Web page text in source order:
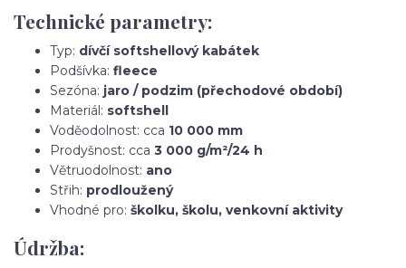
Technické parametry:
Typ: dívčí softshellový kabátek
Podšívka: fleece
Sezóna: jaro / podzim (přechodové období)
Materiál: softshell
Voděodolnost: cca 10 000 mm
Prodyšnost: cca 3 000 g/m²/24 h
Větruodolnost: ano
Střih: prodloužený
Vhodné pro: školku, školu, venkovní aktivity
Údržba: